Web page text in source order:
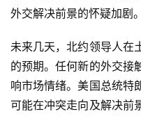
外交解决前景的怀疑加剧。
未来几天，北约领导人在
的预期。任何新的外交接
响市场情绪。美国总统特
可能在冲突走向及解决前